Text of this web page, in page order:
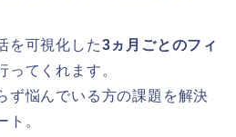
を可視化した3ヵ月ごとのフィ
ってくれます。
ず悩んでいる方の課題を解決
ト。